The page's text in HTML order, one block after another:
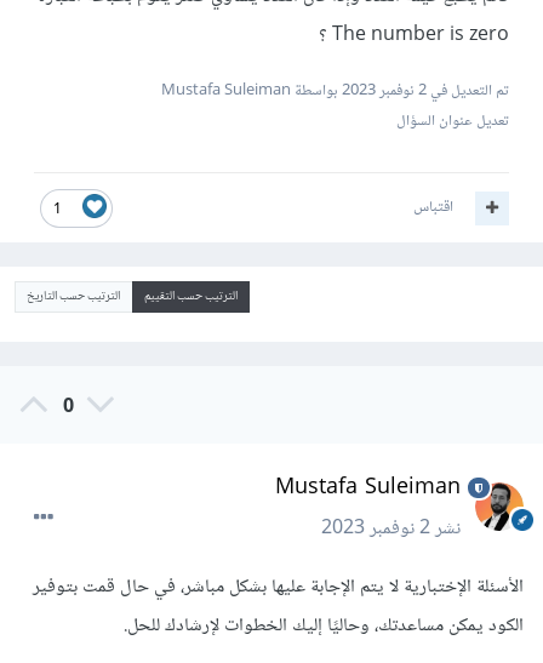
The number is zero ؟
تم التعديل في2 نوفمبر 2023
بواسطة Mustafa Suleiman
تعديل عنوان السؤال
1 اقتباس
الترتيب حسب التقييم الترتيب حسب التاريخ
0
Mustafa Suleiman
نشر2 نوفمبر 2023
الأسئلة الإختبارية لا يتم الإجابة عليها بشكل مباشر، في حال قمت بتوفير
الكود يمكن مساعدتك، وحاليًا إليك الخطوات لإرشادك للحل.